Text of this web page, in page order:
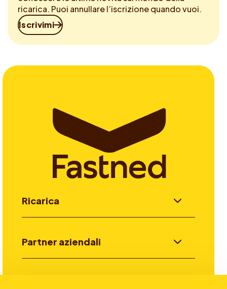
ricarica. Puoi annullare l’iscrizione quando vuoi.
Iscrivimi
Ricarica
Partner aziendali